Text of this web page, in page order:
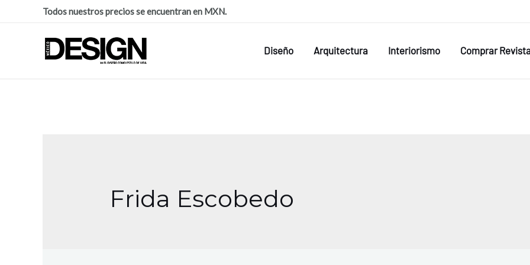
Todos nuestros precios se encuentran en MXN.
Diseño Arquitectura Interiorismo Comprar
Frida Escobedo